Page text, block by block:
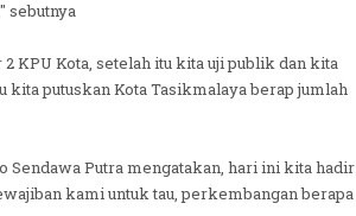
sebutnya
KPU Kota, setelah itu kita uji publik dan kita
putuskan Kota Tasikmalaya berap jumlah
Sendawa Putra mengatakan, hari ini kita hadir
kami untuk tau, perkembangan berapa